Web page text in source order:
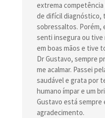
extrema competência
de difícil diagnóstico,
sobressaltos. Porém,
senti insegura ou tive
em boas mãos e tive
Dr Gustavo, sempre
me acalmar. Passei
saudável e grata por
humano ímpar e um
Gustavo está sempre
agradecimento.